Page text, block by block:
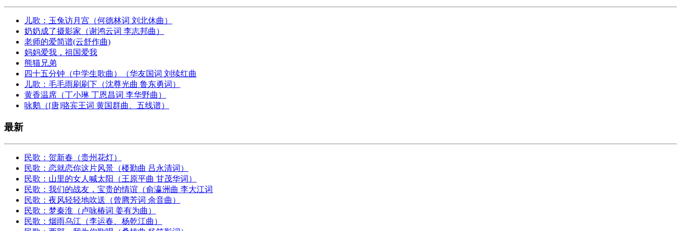
儿歌：玉兔访月宫（何德林词 刘北休曲）
奶奶成了摄影家（谢鸿云词 李志邦曲）
老师的爱简谱(云舒作曲)
妈妈爱我，祖国爱我
熊猫兄弟
四十五分钟（中学生歌曲）（华友国词 刘续红曲
儿歌：毛毛雨刷刷下（沈尊光曲 鲁东勇词）
黄香温席（丁小琳 丁恩昌词 李华野曲）
咏鹅（[唐]骆宾王词 黄国群曲、五线谱）
最新
民歌：贺新春（贵州花灯）
民歌：恋就恋你这片风景（楼勤曲 吕永清词）
民歌：山里的女人喊太阳（王原平曲 甘茂华词）
民歌：我们的战友，宝贵的情谊（俞瀛洲曲 李大江词
民歌：夜风轻轻地吹送（曾腾芳词 余音曲）
民歌：梦秦淮（卢咏椿词 姜有为曲）
民歌：烟雨乌江（李运春、杨乾江曲）